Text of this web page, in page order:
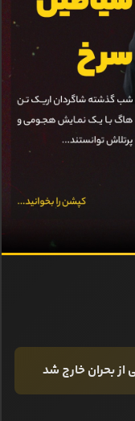
از بحران خارج شد